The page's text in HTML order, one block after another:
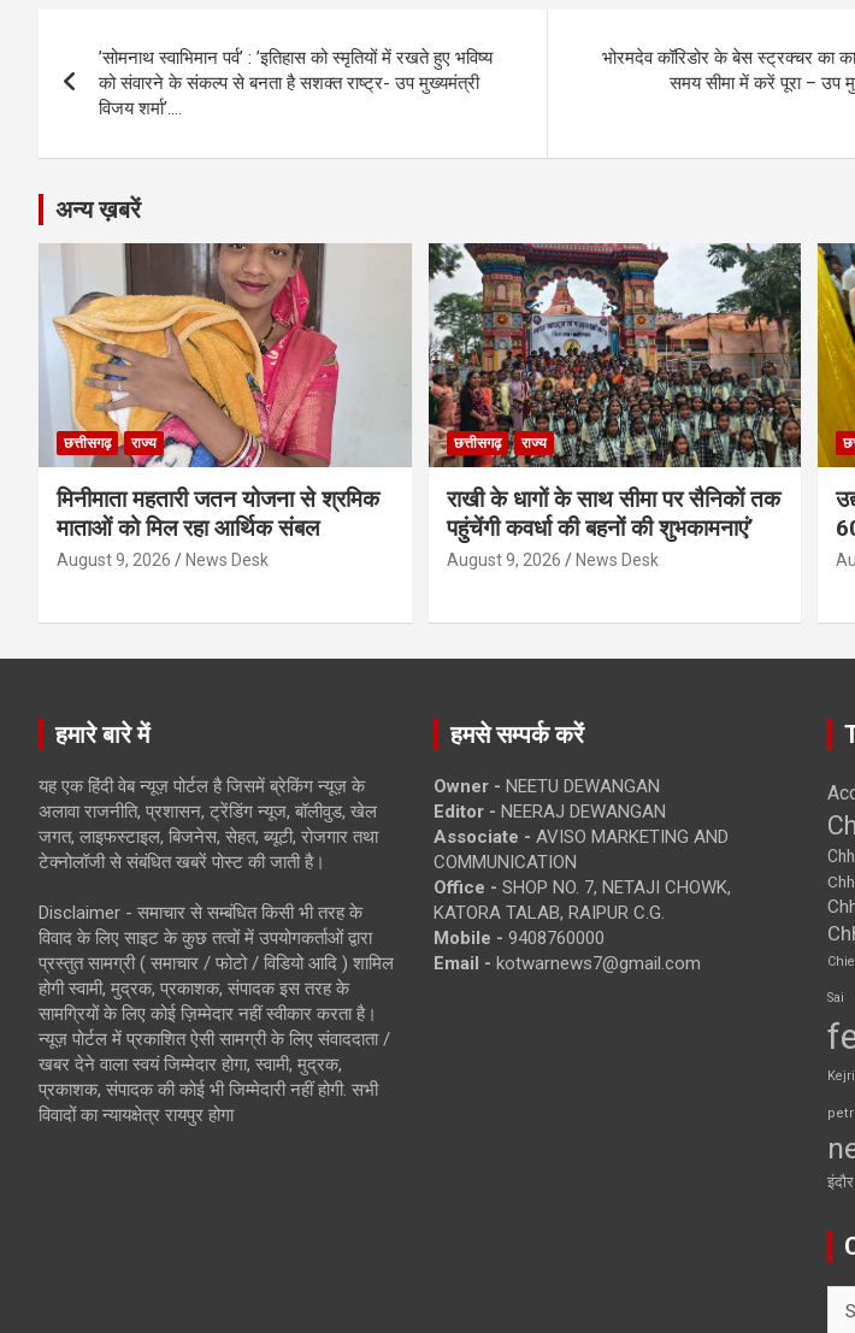
o
o
k
g
er
A
p
a
m
n
k
navigation
’सोमनाथ स्वाभिमान पर्व’ : ’इतिहास को स्मृतियों में रखते हुए भविष्य
को संवारने के संकल्प से बनता है सशक्त राष्ट्र- उप मुख्यमंत्री
विजय शर्मा’….
भोरमदेव कॉरिडोर के बेस स्ट्रक्चर का
समय सीमा में करें पूरा – उप
अन्य ख़बरें
छत्तीसगढ़ राज्य
मिनीमाता महतारी जतन योजना से श्रमिक
माताओं को मिल रहा आर्थिक संबल
August 9, 2026 News Desk
छत्तीसगढ़ राज्य
राखी के धागों के साथ सीमा पर सैनिकों तक
पहुंचेंगी कवर्धा की बहनों की शुभकामनाएं’
August 9, 2026 News Desk
हमारे बारे में
यह एक हिंदी वेब न्यूज़ पोर्टल है जिसमें ब्रेकिंग न्यूज़ के
अलावा राजनीति, प्रशासन, ट्रेंडिंग न्यूज, बॉलीवुड, खेल
जगत, लाइफस्टाइल, बिजनेस, सेहत, ब्यूटी, रोजगार तथा
टेक्नोलॉजी से संबंधित खबरें पोस्ट की जाती है।
Disclaimer - समाचार से सम्बंधित किसी भी तरह के
विवाद के लिए साइट के कुछ तत्वों में उपयोगकर्ताओं द्वारा
प्रस्तुत सामग्री ( समाचार / फोटो / विडियो आदि ) शामिल
होगी स्वामी, मुद्रक, प्रकाशक, संपादक इस तरह के
सामग्रियों के लिए कोई ज़िम्मेदार नहीं स्वीकार करता है।
न्यूज़ पोर्टल में प्रकाशित ऐसी सामग्री के लिए संवाददाता /
खबर देने वाला स्वयं जिम्मेदार होगा, स्वामी, मुद्रक,
प्रकाशक, संपादक की कोई भी जिम्मेदारी नहीं होगी. सभी
विवादों का न्यायक्षेत्र रायपुर होगा
हमसे सम्पर्क करें
Owner - NEETU DEWANGAN
Editor - NEERAJ DEWANGAN
Associate - AVISO MARKETING AND
COMMUNICATION
Office - SHOP NO. 7, NETAJI CHOWK,
KATORA TALAB, RAIPUR C.G.
Mobile - 9408760000
Email - kotwarnews7@gmail.com
Sai
इंदौर